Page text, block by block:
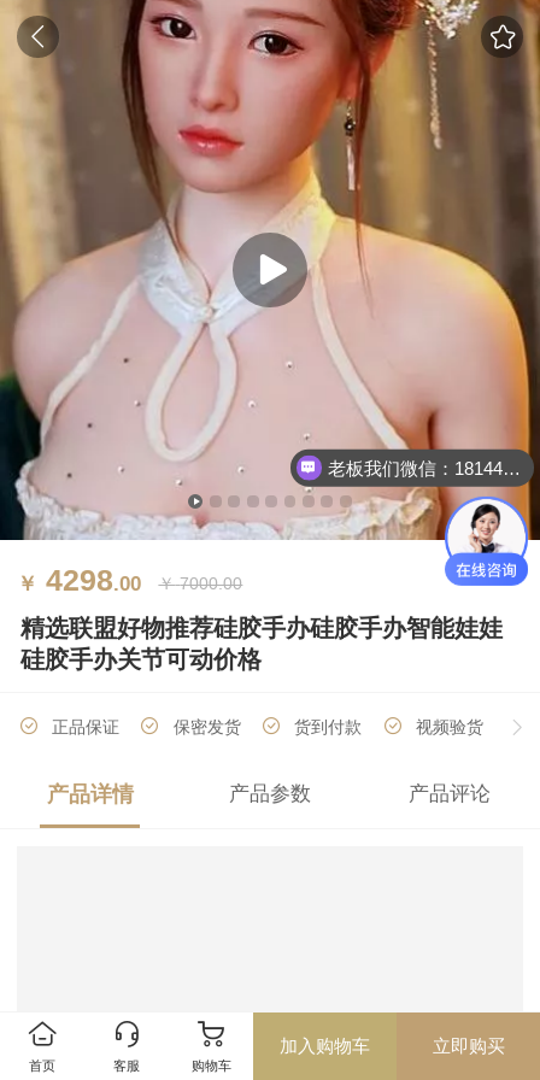
￥ 4298.00 ￥ 7000.00
精选联盟好物推荐硅胶手办硅胶手办智能娃娃
硅胶手办关节可动价格
正品保证 保密发货 货到付款 视频验货
厂家直销 分期付款
产品详情 产品参数 产品评论
首页 客服 购物车
加入购物车 立即购买
老板我们微信：18144723150